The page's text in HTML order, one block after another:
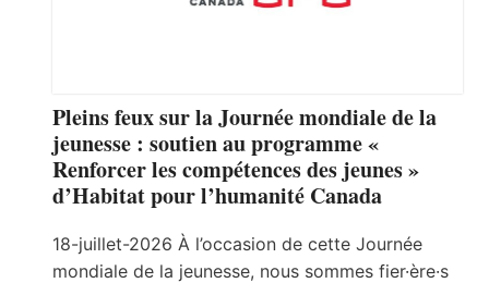
Pleins feux sur la Journée mondiale de la
jeunesse : soutien au programme «
Renforcer les compétences des jeunes »
d’Habitat pour l’humanité Canada
18-juillet-2026 À l’occasion de cette Journée
mondiale de la jeunesse, nous sommes fier·ère·s